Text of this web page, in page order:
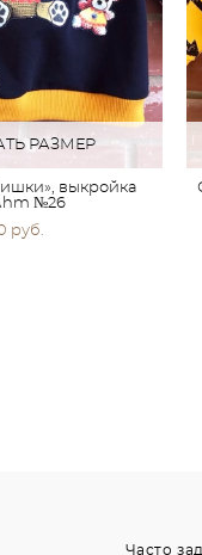
РАЗМЕР
выкройка
№26
pуб.
Часто